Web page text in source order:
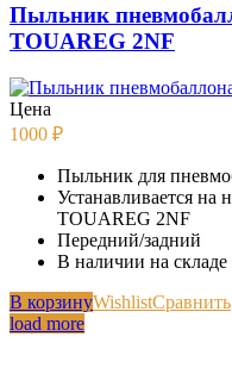
Пыльник
TOUAREG 2NF
Цена
1000 ₽
Пыльник для
Устанавливается на
TOUAREG 2NF
Передний/задний
В наличии на складе
В корзинуWishlistСравнить
load more